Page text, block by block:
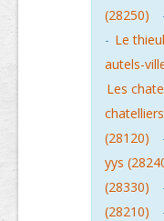
(28250)
- Le
autels-
Les
(28120)
yys
(28330)
(28210)